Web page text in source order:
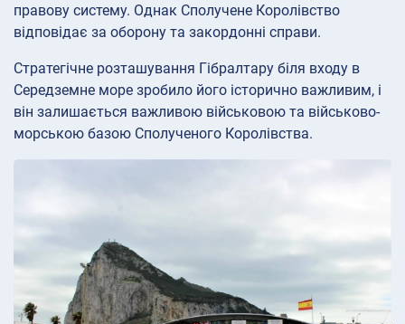
правову систему. Однак Сполучене Королівство
відповідає за оборону та закордонні справи.
Стратегічне розташування Гібралтару біля входу в
Середземне море зробило його історично важливим, і
він залишається важливою військовою та військово-
морською базою Сполученого Королівства.